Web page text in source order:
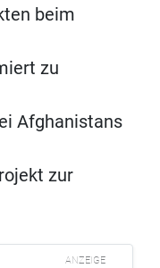
beim
zu
Afghanistans
zur
ANZEIGE